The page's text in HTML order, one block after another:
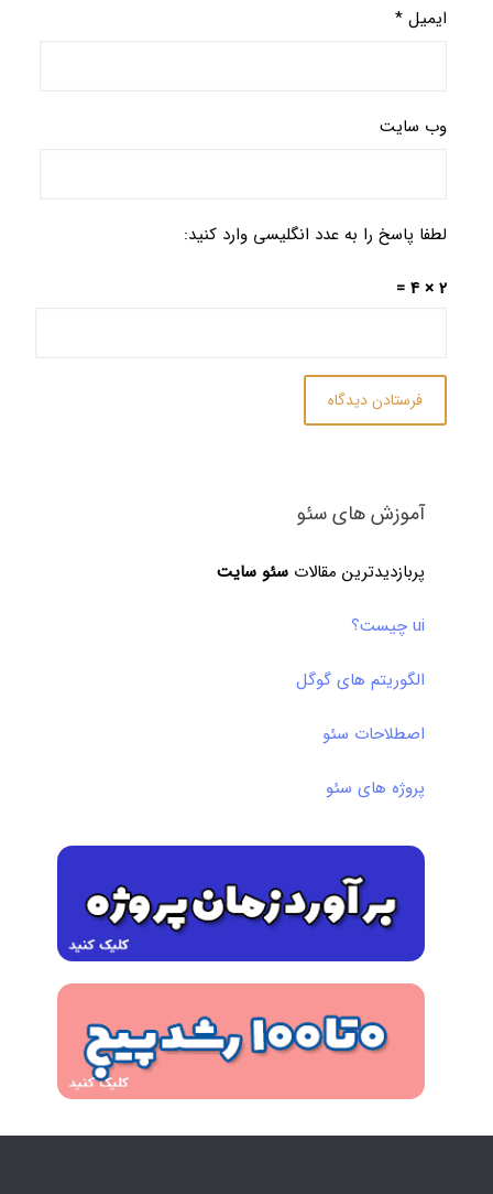
ایمیل*
وب‌ سایت
لطفا پاسخ را به عدد انگلیسی وارد کنید:
2 × 4 =
آموزش های سئو
پربازدیدترین مقالات سئو سایت
ui چیست؟
الگوریتم های گوگل
اصطلاحات سئو
پروژه های سئو